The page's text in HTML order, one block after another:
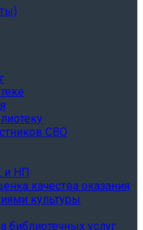
СВО
и НП
качества оказания
культуры
библиотечных услуг